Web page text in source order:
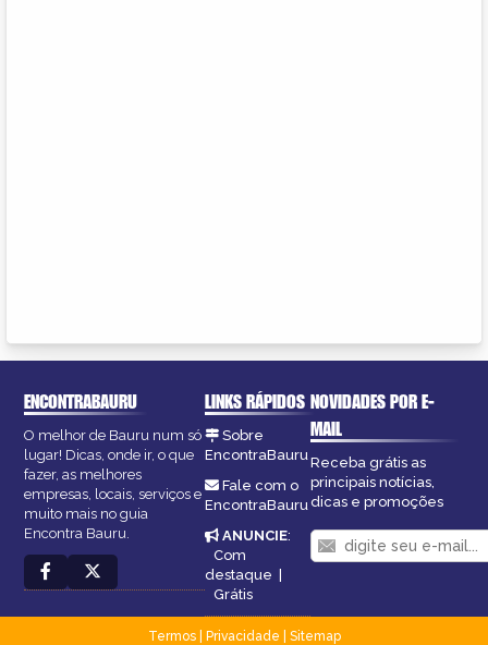
ENCONTRABAURU
O melhor de Bauru num só
lugar! Dicas, onde ir, o que
fazer, as melhores
empresas, locais, serviços e
muito mais no guia
Encontra Bauru.
LINKS RÁPIDOS
Sobre
EncontraBauru
Fale com o
EncontraBauru
ANUNCIE:
Com
destaque |
Grátis
NOVIDADES POR E-
MAIL
Receba grátis as
principais notícias,
dicas e promoções
Termos| Privacidade
Sitemap